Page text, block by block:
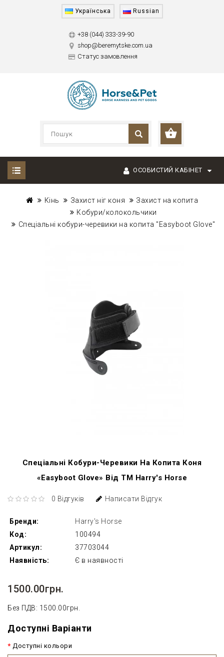
Українська Russian
+38 (044) 333-39-90
shop@beremytske.com.ua
Статус замовлення
ОСОБИСТИЙ КАБІНЕТ
Кінь Захист ніг коня
Захист на копита
Кобури/колокольчики
Спеціальні кобури-черевики на копита "Easyboot Glove"
Спеціальні Кобури-Черевики На Копита Коня
«Easyboot Glove» Від ТМ Harry's Horse
0 Відгуків Написати Відгук
Бренди:
Harry's Horse
Код:
100494
Артикул:
37703044
Наявність:
Є в наявності
1500.00грн.
Без ПДВ: 1500.00грн.
Доступні Варіанти
Доступні кольори